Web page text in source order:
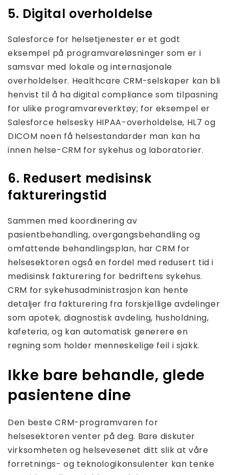
5. Digital overholdelse
Salesforce for helsetjenester er et godt
eksempel på programvareløsninger som er i
samsvar med lokale og internasjonale
overholdelser. Healthcare CRM-selskaper kan bli
henvist til å ha digital compliance som tilpasning
for ulike programvareverktøy; for eksempel er
Salesforce helsesky HIPAA-overholdelse, HL7 og
DICOM noen få helsestandarder man kan ha
innen helse-CRM for sykehus og laboratorier.
6. Redusert medisinsk
faktureringstid
Sammen med koordinering av
pasientbehandling, overgangsbehandling og
omfattende behandlingsplan, har CRM for
helsesektoren også en fordel med redusert tid i
medisinsk fakturering for bedriftens sykehus.
CRM for sykehusadministrasjon kan hente
detaljer fra fakturering fra forskjellige avdelinger
som apotek, diagnostisk avdeling, husholdning,
kafeteria, og kan automatisk generere en
regning som holder menneskelige feil i sjakk.
Ikke bare behandle, glede
pasientene dine
Den beste CRM-programvaren for
helsesektoren venter på deg. Bare diskuter
virksomheten og helsevesenet ditt slik at våre
forretnings- og teknologikonsulenter kan tenke